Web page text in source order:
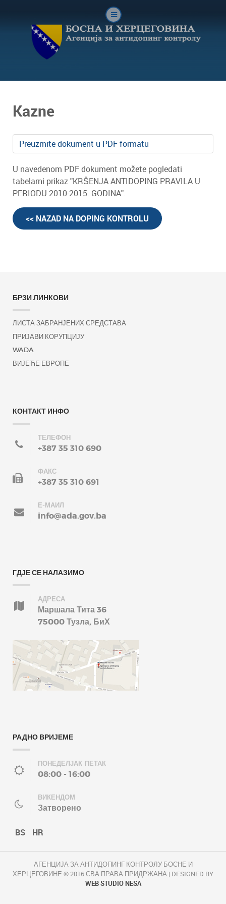
Kazne
Preuzmite dokument u PDF formatu
U navedenom PDF dokument možete pogledati
tabelarni prikaz "KRŠENJA ANTIDOPING PRAVILA U
PERIODU 2010-2015. GODINA".
<< NAZAD NA DOPING KONTROLU
БРЗИ ЛИНКОВИ
ЛИСТА ЗАБРАНЈЕНИХ СРЕДСТАВА
ПРИЈАВИ КОРУПЦИЈУ
WADA
ВИЈЕЋЕ ЕВРОПЕ
КОНТАКТ ИНФО
ТЕЛЕФОН
+387 35 310 690
ФАКС
+387 35 310 691
Е-МАИЛ
info@ada.gov.ba
ГДЈЕ СЕ НАЛАЗИМО
АДРЕСА
Маршала Тита 36
75000 Тузла, БиХ
РАДНО ВРИЈЕМЕ
ПОНЕДЕЛЈАК-ПЕТАК
08:00 - 16:00
ВИКЕНДОМ
Затворено
BS HR
АГЕНЦИЈА ЗА АНТИДОПИНГ КОНТРОЛУ БОСНЕ И
ХЕРЦЕГОВИНЕ © 2016 СВА ПРАВА ПРИДРЖАНА | DESIGNED BY
WEB STUDIO NESA